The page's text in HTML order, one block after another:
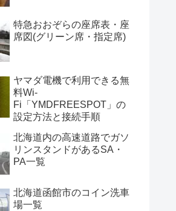
特急おおぞらの座席表・座
席図(グリーン席・指定席)
ヤマダ電機で利用できる無
料Wi-
Fi「YMDFREESPOT」の
設定方法と接続手順
北海道内の高速道路でガソ
リンスタンドがあるSA・
PA一覧
北海道函館市のコイン洗車
場一覧